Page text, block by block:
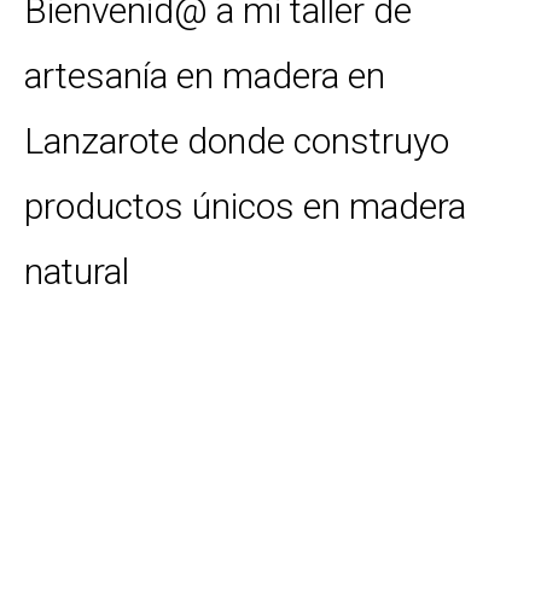
Bienvenid@ a mi taller de
artesanía en madera en
Lanzarote donde construyo
productos únicos en madera
natural